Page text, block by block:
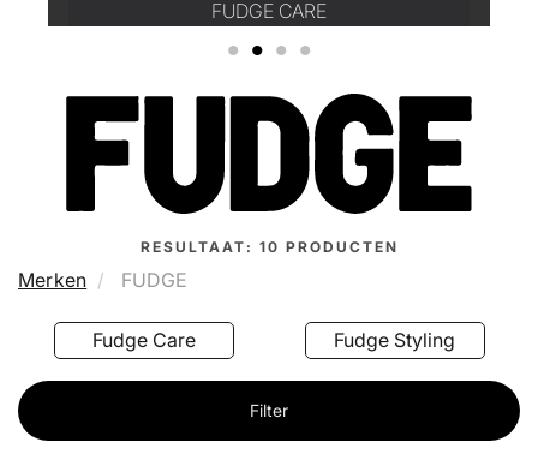
FUDGE CARE
1 2 3 4
RESULTAAT: 10 PRODUCTEN
Merken FUDGE
Fudge Care Fudge Styling
Filter